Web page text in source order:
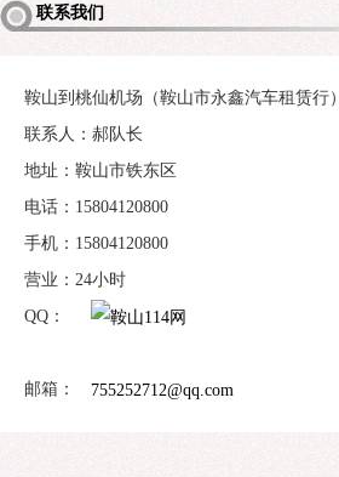
联系我们
鞍山到桃仙机场（鞍山市永鑫汽车租赁行）
联系人：郝队长
地址：鞍山市铁东区
电话：15804120800
手机：15804120800
营业：24小时
QQ：
邮箱： 755252712@qq.com